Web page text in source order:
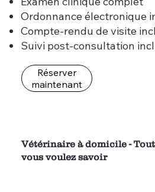
Ordonnance électronique
Compte-rendu de visite
Suivi post-consultation
Réserver
maintenant
Vétérinaire à domicile -
vous voulez savoir